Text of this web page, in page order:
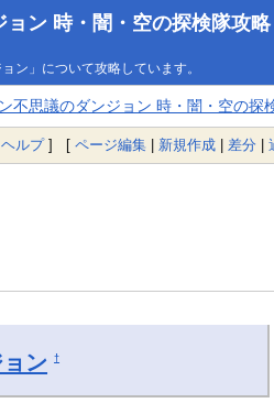
ン 時・闇・空の探検隊攻略
ン」について攻略しています。
不思議のダンジョン 時・闇・空の探
ヘルプ] [ ページ編集 | 新規作成 | 差分 |
ン †